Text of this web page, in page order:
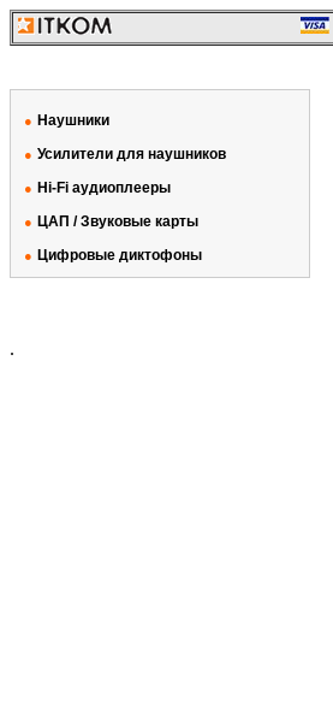
● Наушники
● Усилители для наушников
● Hi-Fi аудиоплееры
● ЦАП / Звуковые карты
● Цифровые диктофоны
.